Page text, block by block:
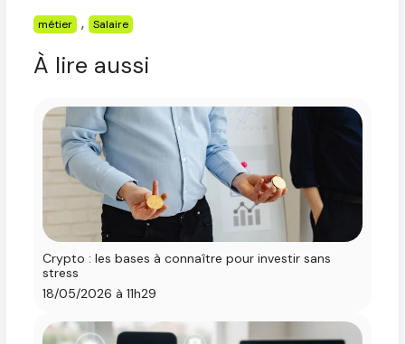
Étiquettes
métier , Salaire
À lire aussi
Crypto : les bases à connaître pour investir sans
stress
18/05/2026 à 11h29